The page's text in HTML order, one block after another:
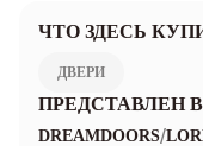
ЧТО ЗДЕСЬ
ДВЕРИ
ПРЕДСТАВЛЕН
DREAMDOORS/